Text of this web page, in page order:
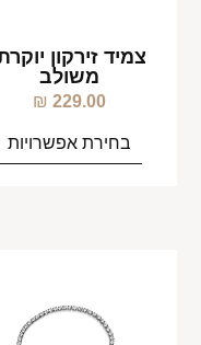
צמיד זירקון
משולב
229.00
₪
בחירת אפשרויות